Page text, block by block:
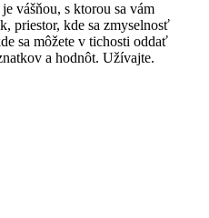
vášňou, s ktorou sa vám
priestor, kde sa zmyselnosť
sa môžete v tichosti oddať
a hodnôt. Užívajte.